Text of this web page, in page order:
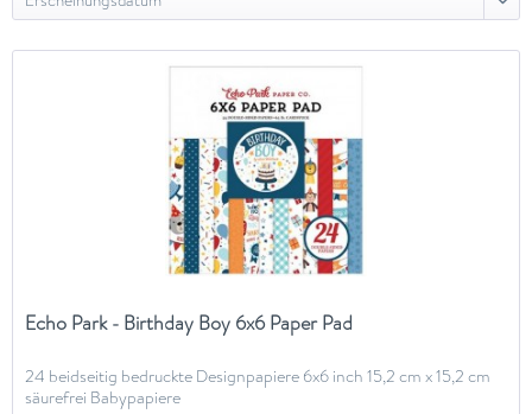
Echo Park - Birthday Boy 6x6 Paper Pad
24 beidseitig bedruckte Designpapiere 6x6 inch 15,2 cm x 15,2 cm
säurefrei Babypapiere